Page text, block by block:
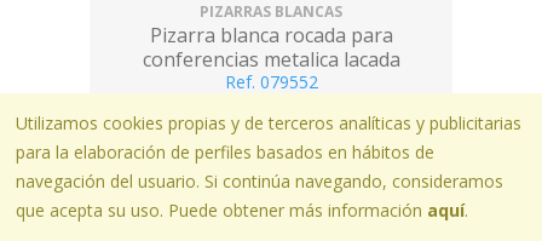
PIZARRAS BLANCAS
Pizarra blanca rocada para
conferencias metalica lacada
magnetica con ruedas 68x104 cm
Ref. 079552
Utilizamos cookies propias y de terceros analíticas y publicitarias
para la elaboración de perfiles basados en hábitos de
navegación del usuario. Si continúa navegando, consideramos
que acepta su uso. Puede obtener más información aquí.